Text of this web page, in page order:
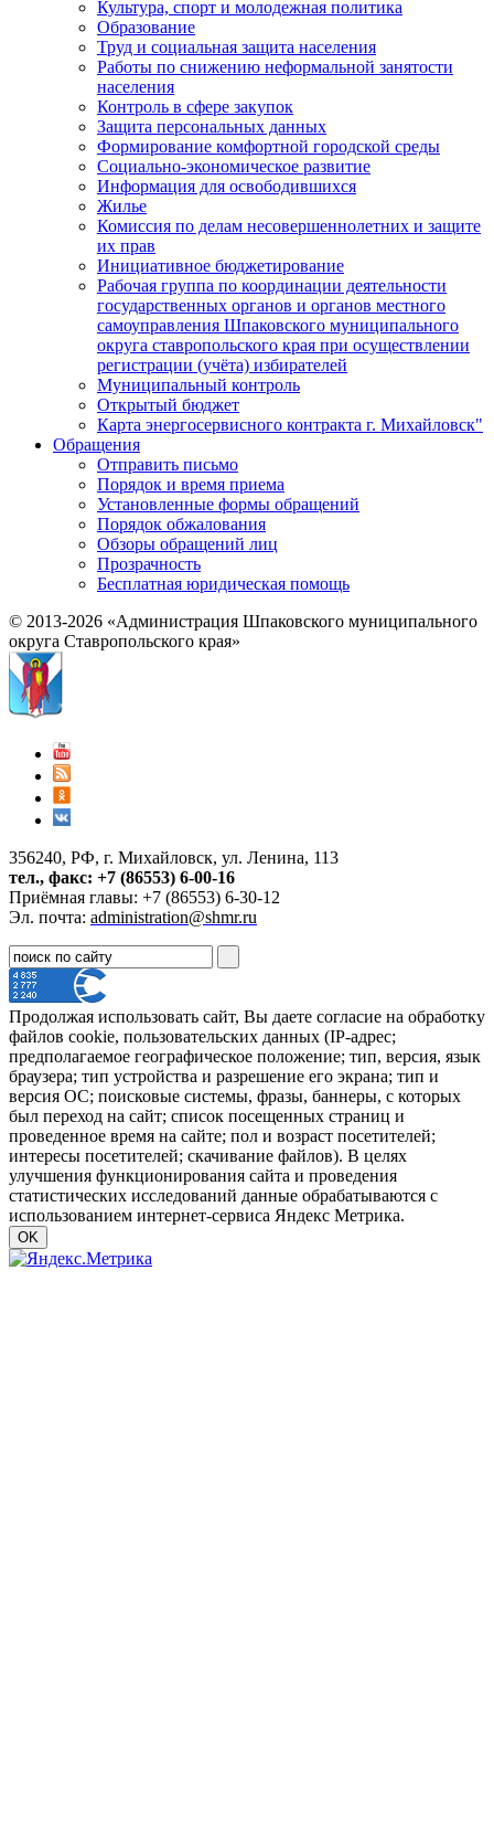
Культура, спорт и молодежная политика
Образование
Труд и социальная защита населения
Работы по снижению неформальной занятости
населения
Контроль в сфере закупок
Защита персональных данных
Формирование комфортной городской среды
Социально-экономическое развитие
Информация для освободившихся
Жилье
Комиссия по делам несовершеннолетних и защите
их прав
Инициативное бюджетирование
Рабочая группа по координации деятельности
государственных органов и органов местного
самоуправления Шпаковского муниципального
округа ставропольского края при осуществлении
регистрации (учёта) избирателей
Муниципальный контроль
Открытый бюджет
Карта энергосервисного контракта г. Михайловск"
Обращения
Отправить письмо
Порядок и время приема
Установленные формы обращений
Порядок обжалования
Обзоры обращений лиц
Прозрачность
Бесплатная юридическая помощь
© 2013-2026 «Администрация Шпаковского муниципального
округа Ставропольского края»
356240, РФ, г. Михайловск, ул. Ленина, 113
тел., факс: +7 (86553) 6-00-16
Приёмная главы: +7 (86553) 6-30-12
Эл. почта: administration@shmr.ru
Продолжая использовать сайт, Вы даете согласие на обработку
файлов cookie, пользовательских данных (IP-адрес;
предполагаемое географическое положение; тип, версия, язык
браузера; тип устройства и разрешение его экрана; тип и
версия ОС; поисковые системы, фразы, баннеры, с которых
был переход на сайт; список посещенных страниц и
проведенное время на сайте; пол и возраст посетителей;
интересы посетителей; скачивание файлов). В целях
улучшения функционирования сайта и проведения
статистических исследований данные обрабатываются с
использованием интернет-сервиса Яндекс Метрика.
OK